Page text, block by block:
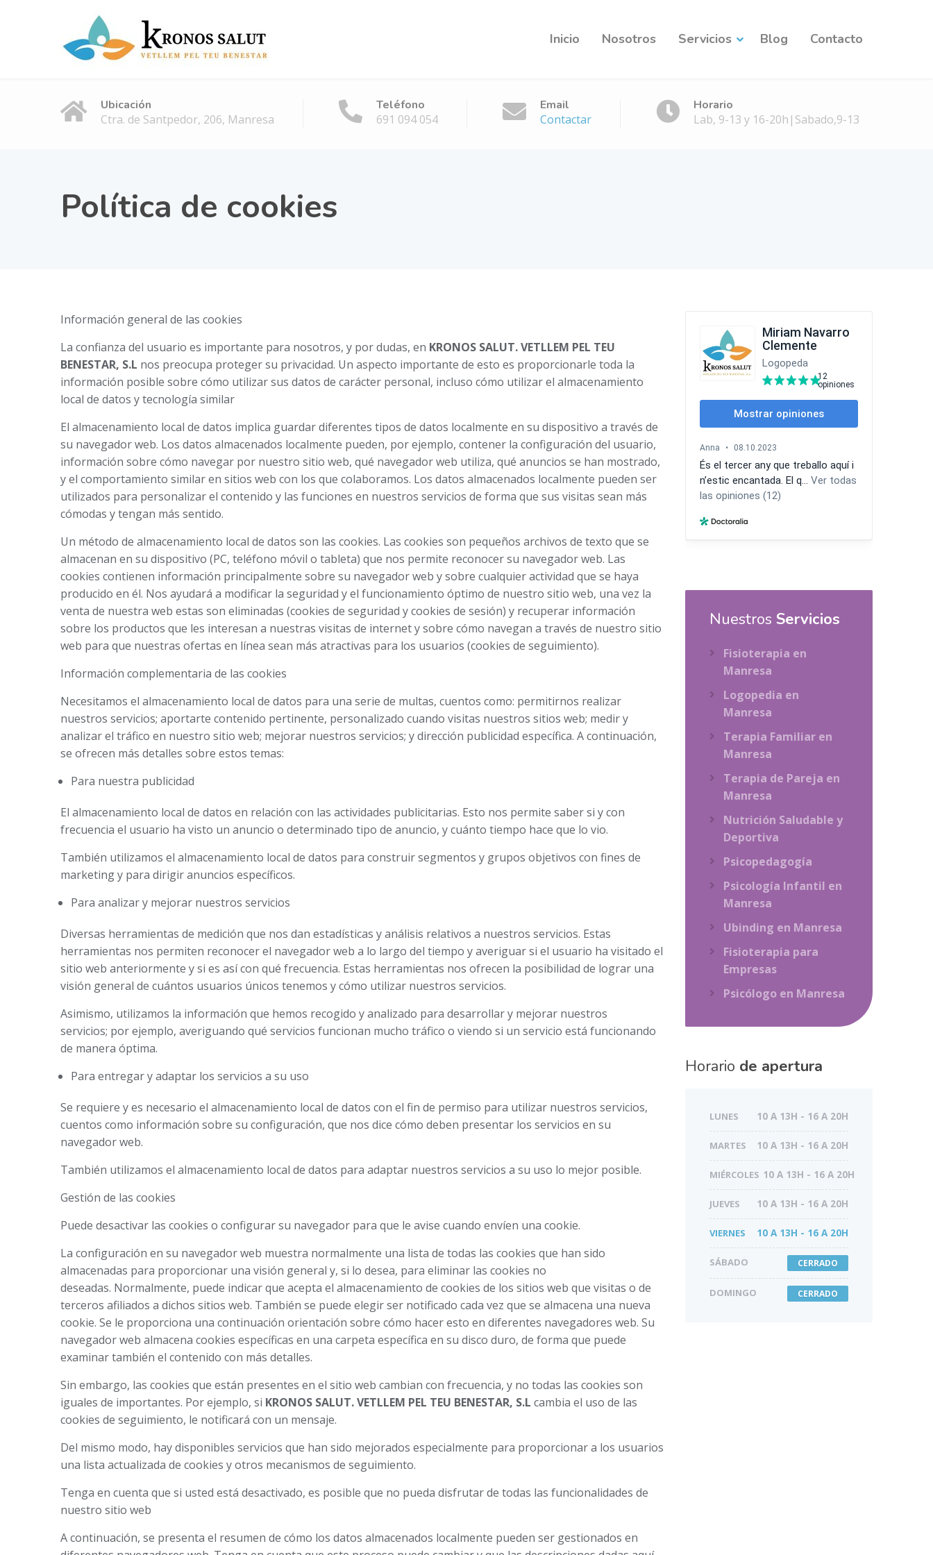
Inicio Nosotros Servicios Blog Contacto
Ubicación
Ctra. de Santpedor, 206, Manresa
Teléfono
691 094 054
Email
Contactar
Horario
Lab, 9-13 y 16-20h|Sabado,9-13
Política de cookies
Información general de las cookies
La confianza del usuario es importante para nosotros, y por dudas, en KRONOS SALUT. VETLLEM PEL TEU
BENESTAR, S.L nos preocupa proteger su privacidad. Un aspecto importante de esto es proporcionarle toda la
información posible sobre cómo utilizar sus datos de carácter personal, incluso cómo utilizar el almacenamiento
local de datos y tecnología similar
El almacenamiento local de datos implica guardar diferentes tipos de datos localmente en su dispositivo a través de
su navegador web. Los datos almacenados localmente pueden, por ejemplo, contener la configuración del usuario,
información sobre cómo navegar por nuestro sitio web, qué navegador web utiliza, qué anuncios se han mostrado,
y el comportamiento similar en sitios web con los que colaboramos. Los datos almacenados localmente pueden ser
utilizados para personalizar el contenido y las funciones en nuestros servicios de forma que sus visitas sean más
cómodas y tengan más sentido.
Un método de almacenamiento local de datos son las cookies. Las cookies son pequeños archivos de texto que se
almacenan en su dispositivo (PC, teléfono móvil o tableta) que nos permite reconocer su navegador web. Las
cookies contienen información principalmente sobre su navegador web y sobre cualquier actividad que se haya
producido en él. Nos ayudará a modificar la seguridad y el funcionamiento óptimo de nuestro sitio web, una vez la
venta de nuestra web estas son eliminadas (cookies de seguridad y cookies de sesión) y recuperar información
sobre los productos que les interesan a nuestras visitas de internet y sobre cómo navegan a través de nuestro sitio
web para que nuestras ofertas en línea sean más atractivas para los usuarios (cookies de seguimiento).
Información complementaria de las cookies
Necesitamos el almacenamiento local de datos para una serie de multas, cuentos como: permitirnos realizar
nuestros servicios; aportarte contenido pertinente, personalizado cuando visitas nuestros sitios web; medir y
analizar el tráfico en nuestro sitio web; mejorar nuestros servicios; y dirección publicidad específica. A continuación,
se ofrecen más detalles sobre estos temas:
Para nuestra publicidad
El almacenamiento local de datos en relación con las actividades publicitarias. Esto nos permite saber si y con
frecuencia el usuario ha visto un anuncio o determinado tipo de anuncio, y cuánto tiempo hace que lo vio.
También utilizamos el almacenamiento local de datos para construir segmentos y grupos objetivos con fines de
marketing y para dirigir anuncios específicos.
Para analizar y mejorar nuestros servicios
Diversas herramientas de medición que nos dan estadísticas y análisis relativos a nuestros servicios. Estas
herramientas nos permiten reconocer el navegador web a lo largo del tiempo y averiguar si el usuario ha visitado el
sitio web anteriormente y si es así con qué frecuencia. Estas herramientas nos ofrecen la posibilidad de lograr una
visión general de cuántos usuarios únicos tenemos y cómo utilizar nuestros servicios.
Asimismo, utilizamos la información que hemos recogido y analizado para desarrollar y mejorar nuestros
servicios; por ejemplo, averiguando qué servicios funcionan mucho tráfico o viendo si un servicio está funcionando
de manera óptima.
Para entregar y adaptar los servicios a su uso
Se requiere y es necesario el almacenamiento local de datos con el fin de permiso para utilizar nuestros servicios,
cuentos como información sobre su configuración, que nos dice cómo deben presentar los servicios en su
navegador web.
También utilizamos el almacenamiento local de datos para adaptar nuestros servicios a su uso lo mejor posible.
Gestión de las cookies
Puede desactivar las cookies o configurar su navegador para que le avise cuando envíen una cookie.
La configuración en su navegador web muestra normalmente una lista de todas las cookies que han sido
almacenadas para proporcionar una visión general y, si lo desea, para eliminar las cookies no
deseadas. Normalmente, puede indicar que acepta el almacenamiento de cookies de los sitios web que visitas o de
terceros afiliados a dichos sitios web. También se puede elegir ser notificado cada vez que se almacena una nueva
cookie. Se le proporciona una continuación orientación sobre cómo hacer esto en diferentes navegadores web. Su
navegador web almacena cookies específicas en una carpeta específica en su disco duro, de forma que puede
examinar también el contenido con más detalles.
Sin embargo, las cookies que están presentes en el sitio web cambian con frecuencia, y no todas las cookies son
iguales de importantes. Por ejemplo, si KRONOS SALUT. VETLLEM PEL TEU BENESTAR, S.L cambia el uso de las
cookies de seguimiento, le notificará con un mensaje.
Del mismo modo, hay disponibles servicios que han sido mejorados especialmente para proporcionar a los usuarios
una lista actualizada de cookies y otros mecanismos de seguimiento.
Tenga en cuenta que si usted está desactivado, es posible que no pueda disfrutar de todas las funcionalidades de
nuestro sitio web
A continuación, se presenta el resumen de cómo los datos almacenados localmente pueden ser gestionados en
Nuestros Servicios
Fisioterapia en
Manresa
Logopedia en
Manresa
Terapia Familiar en
Manresa
Terapia de Pareja en
Manresa
Nutrición Saludable y
Deportiva
Psicopedagogía
Psicología Infantil en
Manresa
Ubinding en Manresa
Fisioterapia para
Empresas
Psicólogo en Manresa
Horario de apertura
LUNES 10 A 13H - 16 A 20H
MARTES 10 A 13H - 16 A 20H
MIÉRCOLES 10 A 13H - 16 A 20H
JUEVES 10 A 13H - 16 A 20H
VIERNES 10 A 13H - 16 A 20H
SÁBADO CERRADO
DOMINGO CERRADO